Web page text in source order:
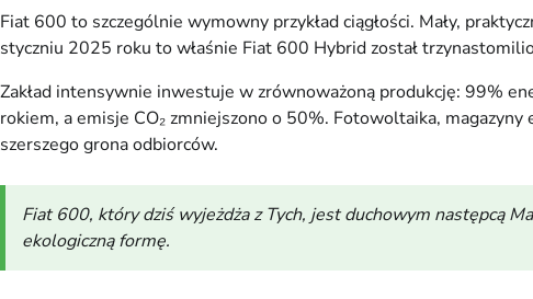
Fiat 600 to szczególnie wymowny przykład ciągłości. Mały,
styczniu 2025 roku to właśnie Fiat 600 Hybrid został
Zakład intensywnie inwestuje w zrównoważoną produkcję: 99%
rokiem, a emisje CO₂ zmniejszono o 50%. Fotowoltaika,
szerszego grona odbiorców.
Fiat 600, który dziś wyjeżdża z Tych, jest duchowym następcą
ekologiczną formę.